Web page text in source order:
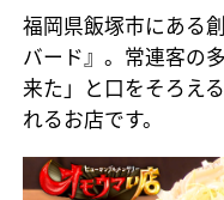
福岡県飯塚市にある
バード』。常連客の
来た」と口をそろえ
れるお店です。